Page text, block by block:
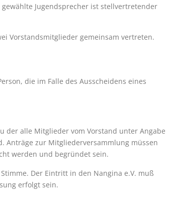
Jugendsprecher ist stellvertretender
Vorstandsmitglieder gemeinsam vertreten.
die im Falle des Ausscheidens eines
alle Mitglieder vom Vorstand unter Angabe
Anträge zur Mitgliederversammlung müssen
werden und begründet sein.
Der Eintritt in den Nangina e.V. muß
erfolgt sein.